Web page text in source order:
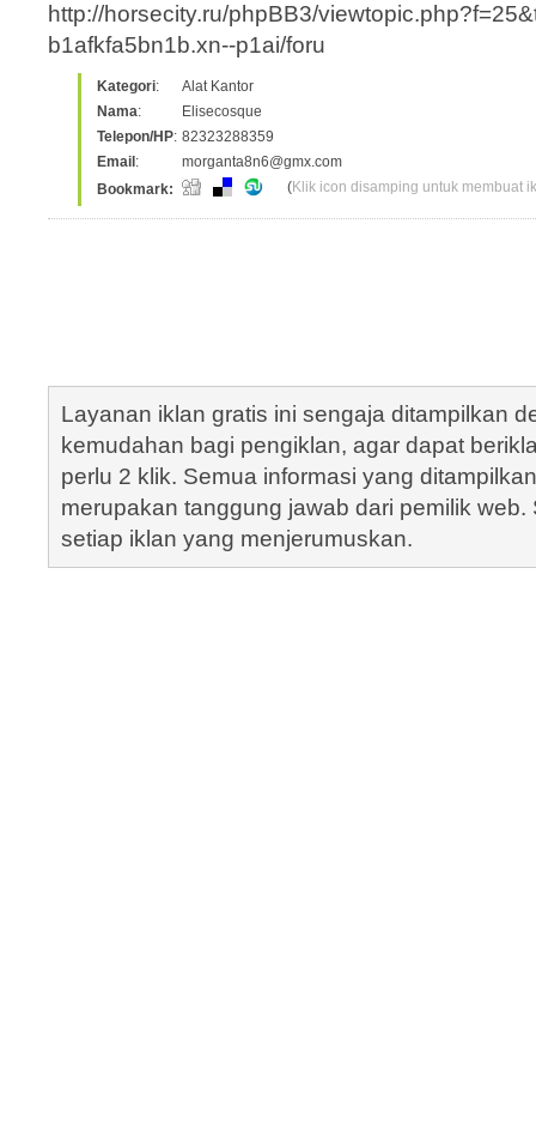
http://horsecity.ru/phpBB3/
b1afkfa5bn1b.xn--p1ai/foru
Kategori:
Alat Kantor
Nama:
Elisecosque
Telepon/HP: 82323288359
Email :
morganta8n6@gmx.com
Bookmark:
(Klik icon disamping untuk membuat
Layanan iklan gratis ini sengaja ditampilkan
kemudahan bagi pengiklan, agar dapat
perlu 2 klik. Semua informasi yang
merupakan tanggung jawab dari pemilik
setiap iklan yang menjerumuskan.